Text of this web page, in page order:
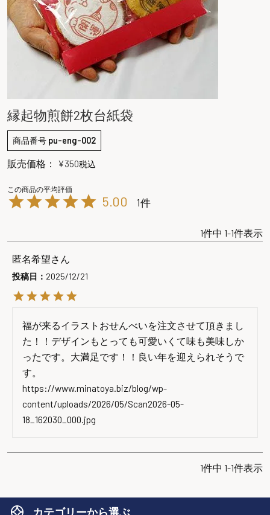
縁起物煎餅2枚台紙袋
商品番号 pu-eng-002
販売価格： ¥350税込
5.00 1
1件中 1-1件表示
匿名希望
投稿日 2025/12/21
福が来るイラストおせんべいを注文させて頂きまし
た！！デザインもとっても可愛いくて味も美味しか
ったです。大満足です！！良い年を迎えられそうで
す。
https://www.minatoya.biz/blog/wp-
content/uploads/2026/05/Scan2026-05-
18_162030_000.jpg
1件中 1-1件表示
カテゴリーから選ぶ